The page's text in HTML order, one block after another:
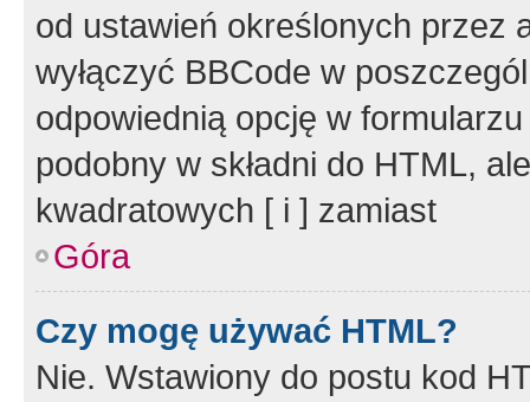
od ustawień określonych przez
wyłączyć BBCode w
odpowiednią opcję w
podobny w składni do HTML,
kwadratowych [ i ] zamiast
Góra
Czy mogę używać HTML?
Nie. Wstawiony do postu kod